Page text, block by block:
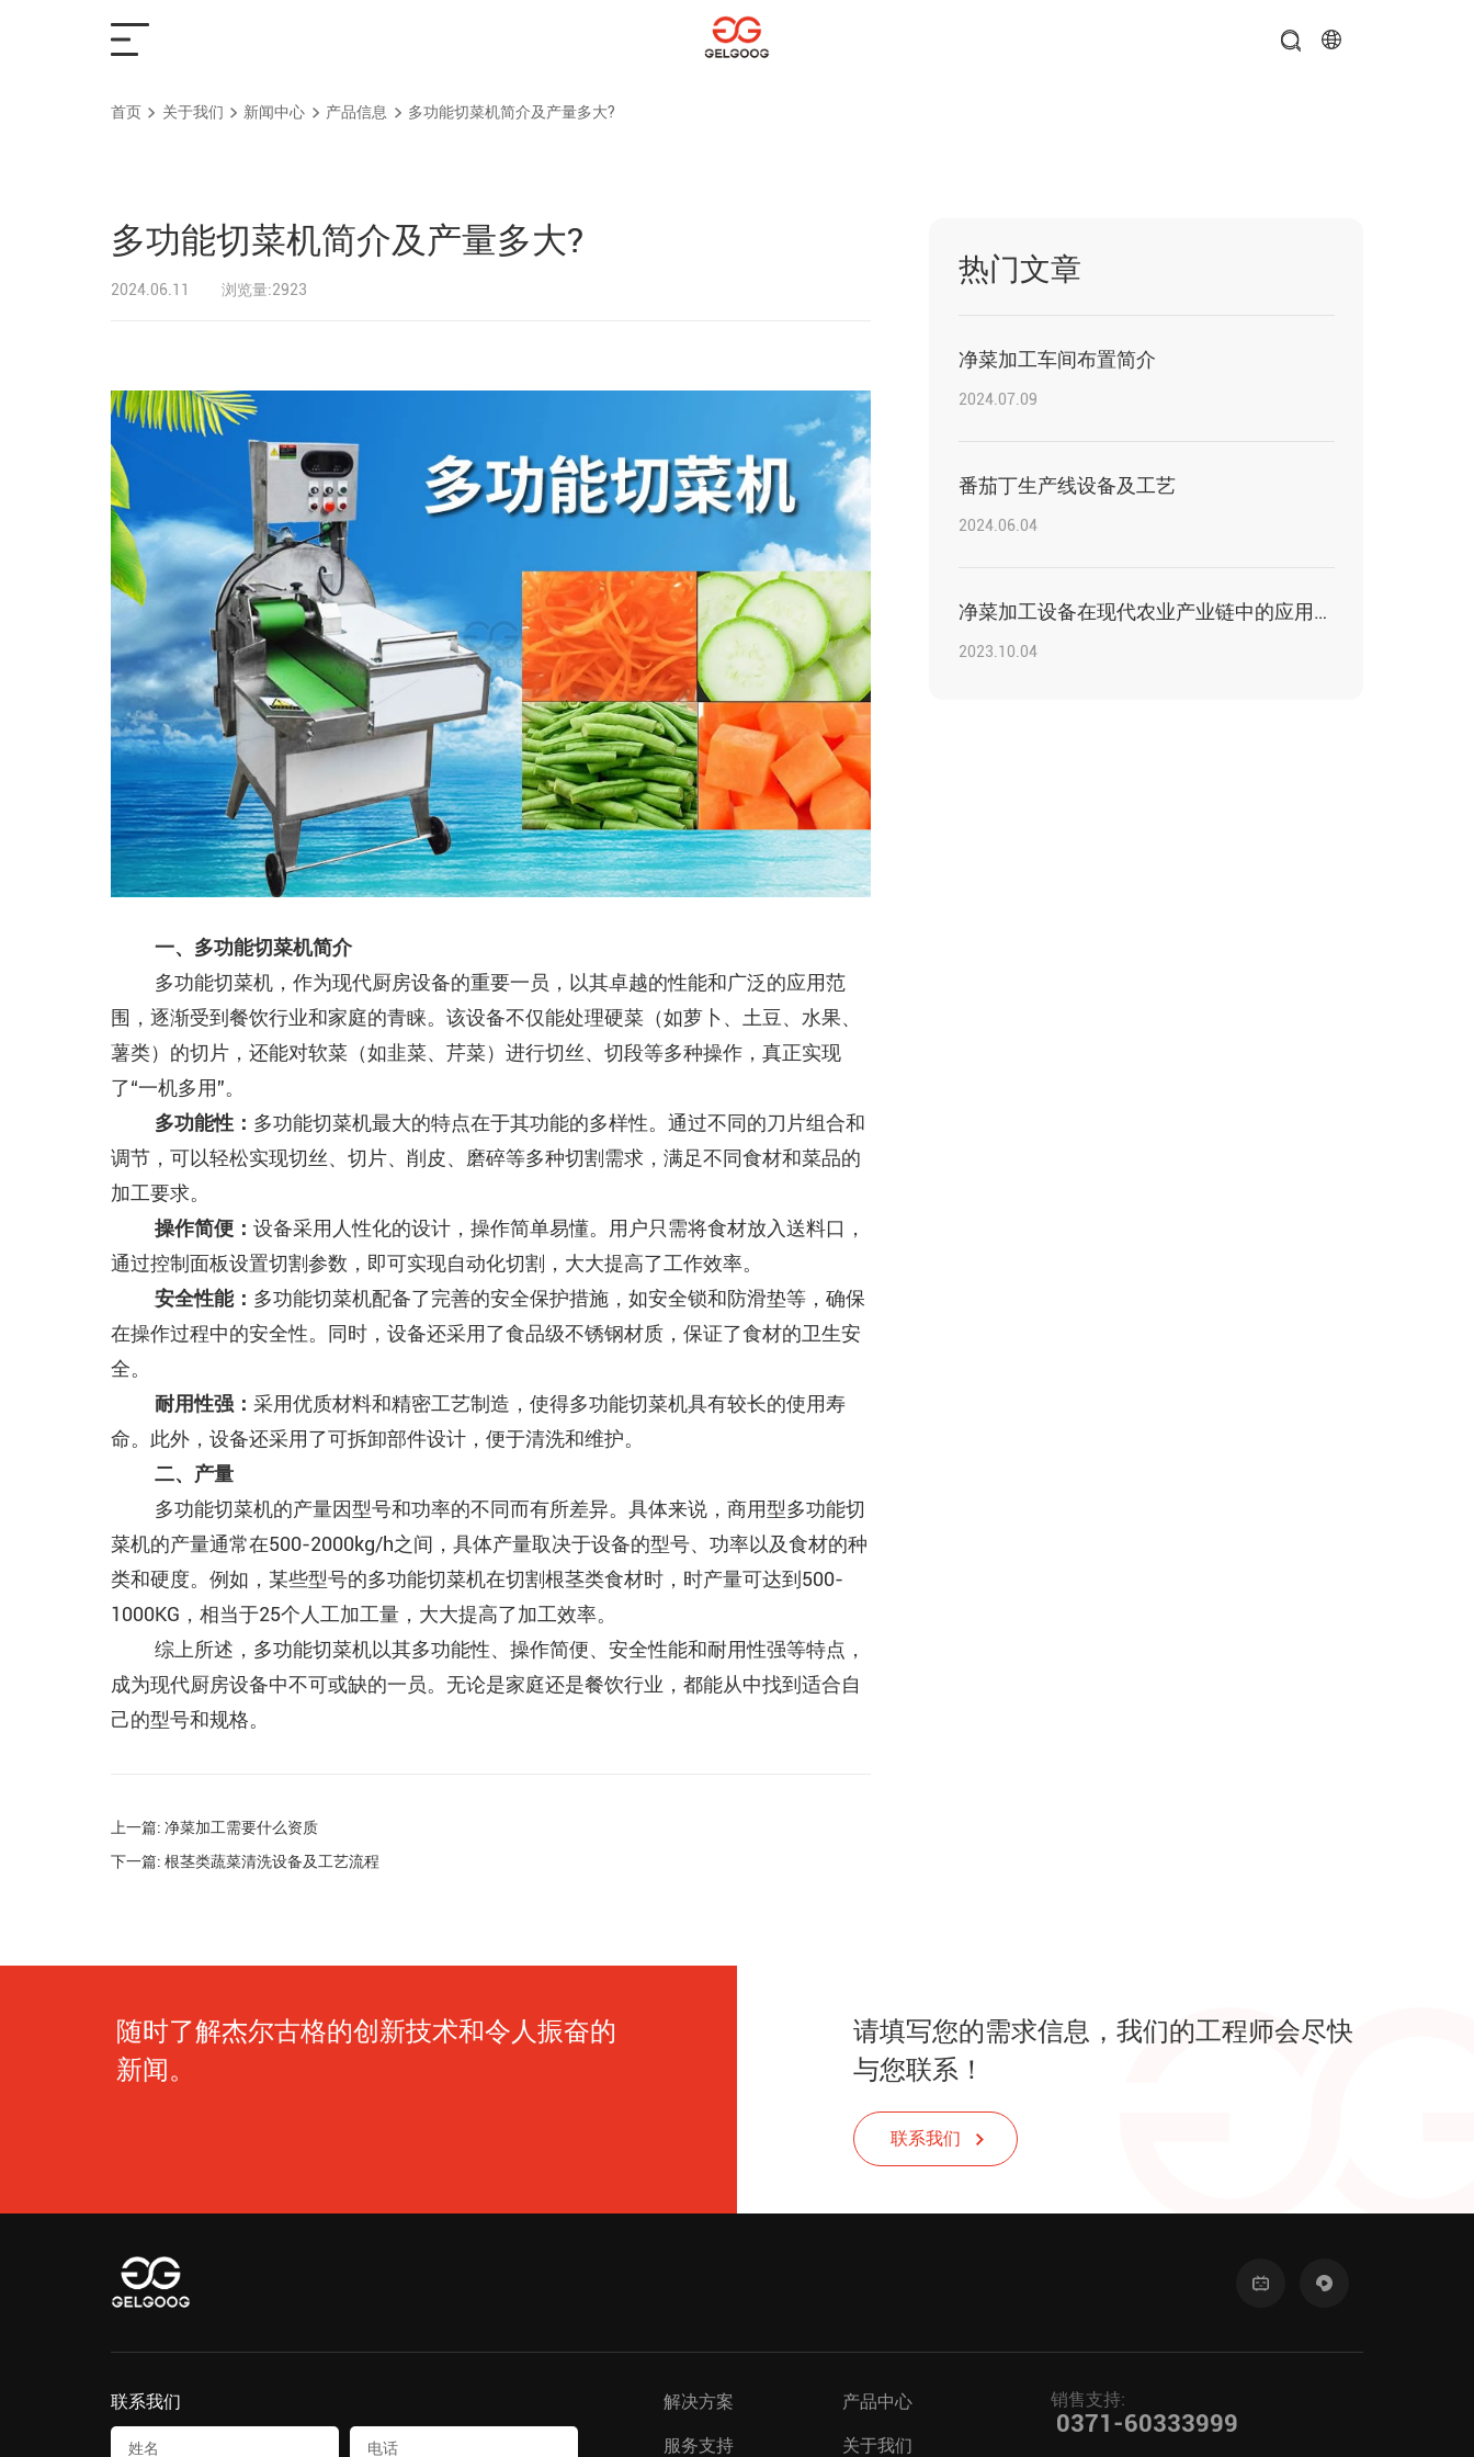
首页 关于我们 新闻中心 产品信息 多功能切菜机简介及产量多大?
多功能切菜机简介及产量多大?
2024.06.11 浏览量:2923
一、多功能切菜机简介
多功能切菜机，作为现代厨房设备的重要一员，以其卓越的性能和广泛的应用范
围，逐渐受到餐饮行业和家庭的青睐。该设备不仅能处理硬菜（如萝卜、土豆、水果、
薯类）的切片，还能对软菜（如韭菜、芹菜）进行切丝、切段等多种操作，真正实现
了“一机多用”。
多功能性： 多功能切菜机最大的特点在于其功能的多样性。通过不同的刀片组合和
调节，可以轻松实现切丝、切片、削皮、磨碎等多种切割需求，满足不同食材和菜品的
加工要求。
操作简便： 设备采用人性化的设计，操作简单易懂。用户只需将食材放入送料口，
通过控制面板设置切割参数，即可实现自动化切割，大大提高了工作效率。
安全性能： 多功能切菜机配备了完善的安全保护措施，如安全锁和防滑垫等，确保
在操作过程中的安全性。同时，设备还采用了食品级不锈钢材质，保证了食材的卫生安
全。
耐用性强： 采用优质材料和精密工艺制造，使得多功能切菜机具有较长的使用寿
命。此外，设备还采用了可拆卸部件设计，便于清洗和维护。
二、产量
多功能切菜机的产量因型号和功率的不同而有所差异。具体来说，商用型多功能切
菜机的产量通常在500-2000kg/h之间，具体产量取决于设备的型号、功率以及食材的种
类和硬度。例如，某些型号的多功能切菜机在切割根茎类食材时，时产量可达到500-
1000KG，相当于25个人工加工量，大大提高了加工效率。
综上所述，多功能切菜机以其多功能性、操作简便、安全性能和耐用性强等特点，
成为现代厨房设备中不可或缺的一员。无论是家庭还是餐饮行业，都能从中找到适合自
己的型号和规格。
上一篇: 净菜加工需要什么资质
下一篇: 根茎类蔬菜清洗设备及工艺流程
热门文章
净菜加工车间布置简介
2024.07.09
番茄丁生产线设备及工艺
2024.06.04
净菜加工设备在现代农业产业链中的应用与价值
2023.10.04
随时了解杰尔古格的创新技术和令人振奋的
新闻。
请填写您的需求信息，我们的工程师会尽快
与您联系！
联系我们
联系我们 解决方案 产品中心
服务支持 关于我们
销售支持:
0371-60333999